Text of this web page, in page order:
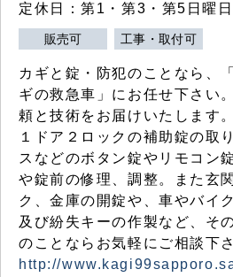
定休日：第1・第3・第5日曜
販売可 工事・取付可
カギと錠・防犯のことなら、
ギの救急車」にお任せ下さい
頼と技術をお届けいたします。
１ドア２ロックの補助錠の取
スなどのボタン錠やリモコン
や錠前の修理、調整。また玄
ク、金庫の開錠や、車やバイ
及び紛失キーの作製など、そ
のことならお気軽にご相談下さ
http://